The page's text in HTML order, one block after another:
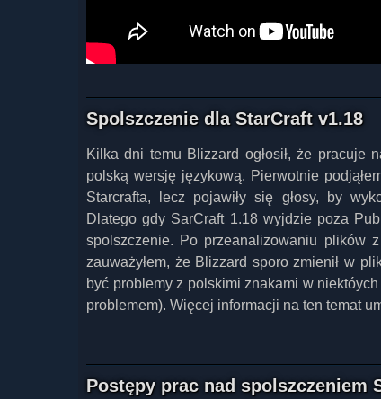
Spolszczenie dla StarCraft v1.18
Kilka dni temu Blizzard ogłosił, że pracuje
polską wersję językową. Pierwotnie
Starcrafta, lecz pojawiły się głosy, by
Dlatego gdy SarCraft 1.18 wyjdzie poza
spolszczenie. Po przeanalizowaniu plików
zauważyłem, że Blizzard sporo zmienił w
być problemy z polskimi znakami w
problemem). Więcej informacji na ten temat
Postępy prac nad spolszczeniem